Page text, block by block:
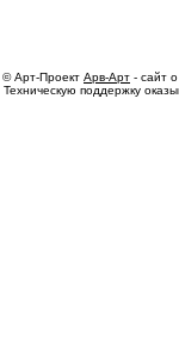
© Арт-Проект Арв-Арт - сайт
Техническую поддержку